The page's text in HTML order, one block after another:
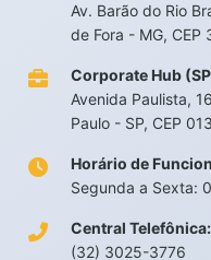
Av. Barão do Rio
de Fora - MG,
Corporate Hub
Avenida Paulista,
Paulo - SP, CEP
Horário de
Segunda a Sexta:
Central Telefônica:
(32) 3025-3776